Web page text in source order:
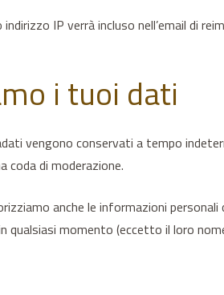
IP verrà incluso nell’email di
i tuoi dati
vengono conservati a tempo
coda di moderazione.
anche le informazioni
qualsiasi momento (eccetto il loro